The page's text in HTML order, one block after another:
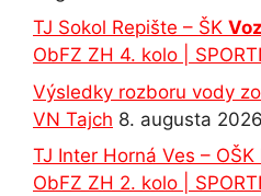
TJ Sokol Repište – ŠK
ObFZ ZH 4. kolo |
Výsledky rozboru vody
VN Tajch 8. augusta 2026
TJ Inter Horná Ves – OŠK
ObFZ ZH 2. kolo |